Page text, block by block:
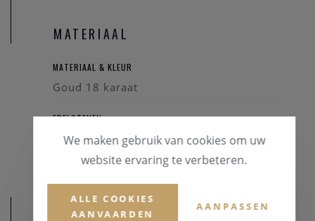
MATERIAAL
MATERIAAL & KLEUR
Goud 18 karaat
EDELSTENEN
Briljant
We maken gebruik van cookies om uw
website ervaring te verbeteren.
ALLE COOKIES
AANVAARDEN
AANPASSEN